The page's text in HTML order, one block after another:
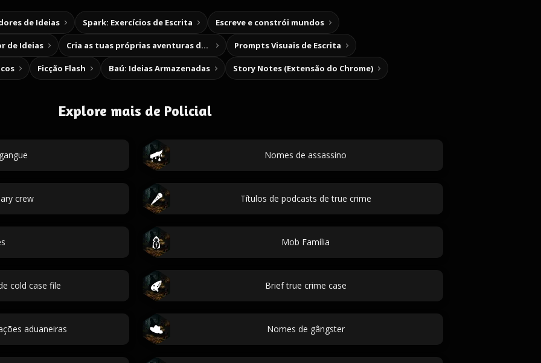
de Ideias Spark: Exercícios de Escrita Escreve e constrói mundos
de Ideias Cria as tuas próprias aventuras de escolha Prompts Visuais de Escrita
Ficção Flash Baú: Ideias Armazenadas Story Notes (Extensão do Chrome)
Explore mais de Policial
Nomes de assassino
crew Títulos de podcasts de true crime
Mob Família
cold case file Brief true crime case
aduaneiras Nomes de gângster